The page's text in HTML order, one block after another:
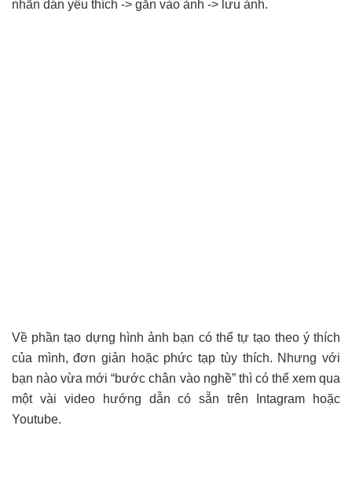
nhãn dán yêu thích -> gắn vào ảnh -> lưu ảnh.
Về phần tạo dựng hình ảnh bạn có thể tự tạo theo ý thích
của mình, đơn giản hoặc phức tạp tùy thích. Nhưng với
bạn nào vừa mới “bước chân vào nghề” thì có thể xem qua
một vài video hướng dẫn có sẵn trên Intagram hoặc
Youtube.